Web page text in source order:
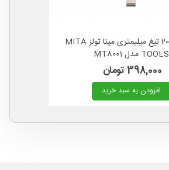
آچار فیلر 20 تیغ میلیمتری میتا تولز MITA
TOOLS مدل MT8001
398,000 تومان
افزودن به سبد خرید